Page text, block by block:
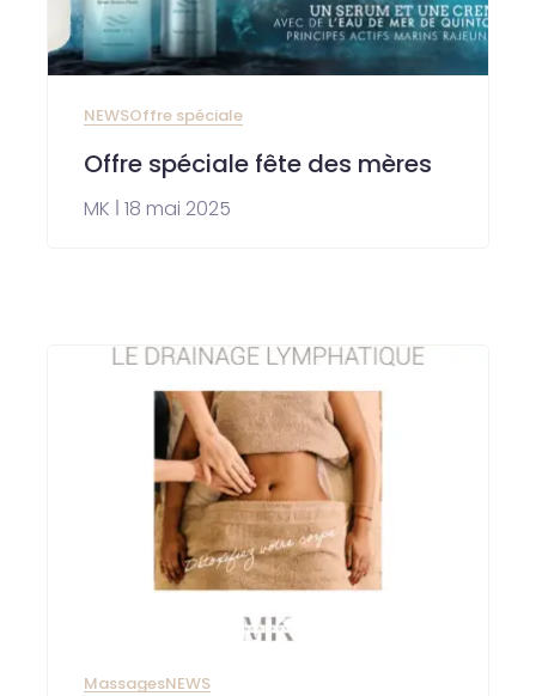
NEWSOffre spéciale
Offre spéciale fête des mères
MK 18 mai 2025
MassagesNEWS